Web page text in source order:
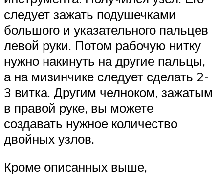
следует зажать подушечками
большого и указательного пальцев
левой руки. Потом рабочую нитку
нужно накинуть на другие пальцы,
а на мизинчике следует сделать 2-
3 витка. Другим челноком, зажатым
в правой руке, вы можете
создавать нужное количество
двойных узлов.
Кроме описанных выше,